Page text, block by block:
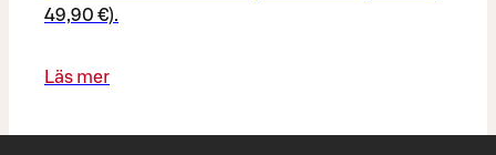
49,90 €).​
Läs mer